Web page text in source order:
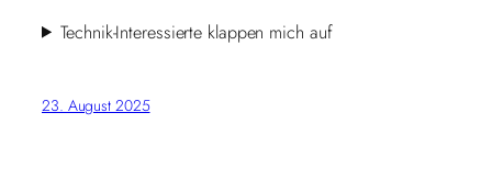
Technik-Interessierte klappen mich auf
23. August 2025